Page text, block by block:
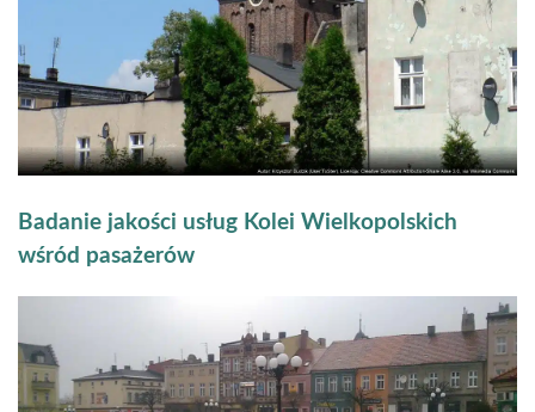
Badanie jakości usług Kolei Wielkopolskich
wśród pasażerów